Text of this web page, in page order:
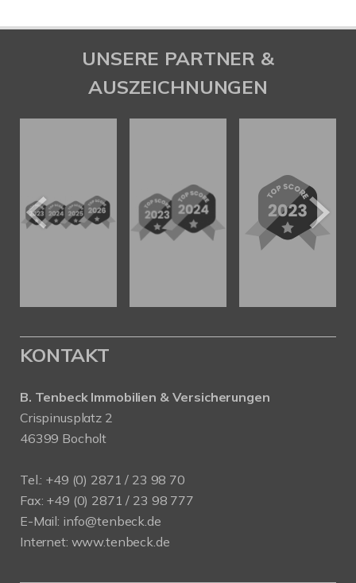
UNSERE PARTNER &
AUSZEICHNUNGEN
KONTAKT
B. Tenbeck Immobilien & Versicherungen
Crispinusplatz 2
46399 Bocholt
Tel.: +49 (0) 2871 / 23 98 70
Fax: +49 (0) 2871 / 23 98 777
E-Mail: info@tenbeck.de
Internet: www.tenbeck.de